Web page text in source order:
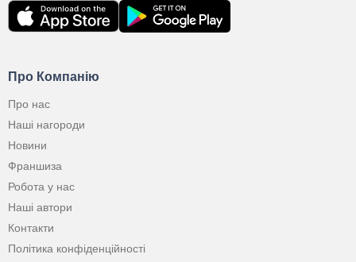
Про Компанію
Про нас
Наші нагороди
Новини
Франшиза
Робота у нас
Наші автори
Контакти
Політика конфіденційності